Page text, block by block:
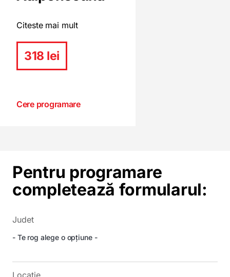
Citeste mai mult
318 lei
Cere programare
Pentru programare
completează formularul:
Judet
Locatie